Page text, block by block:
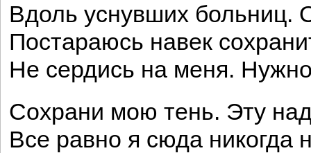
Вдоль уснувших больниц.
Постараюсь навек
Не сердись на меня.
Сохрани мою тень. Эту
Все равно я сюда никогда